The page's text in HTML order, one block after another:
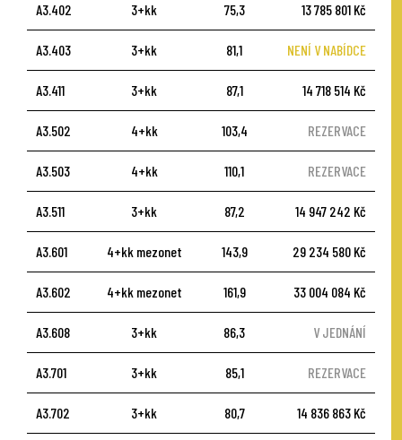
A3.402 3+kk 75,3 13 785 801 Kč
A3.403 3+kk 81,1 NENÍ V NABÍDCE
A3.411 3+kk 87,1 14 718 514 Kč
A3.502 4+kk 103,4 REZERVACE
A3.503 4+kk 110,1 REZERVACE
A3.511 3+kk 87,2 14 947 242 Kč
A3.601 4+kk mezonet 143,9 29 234 580 Kč
A3.602 4+kk mezonet 161,9 33 004 084 Kč
A3.608 3+kk 86,3 V JEDNÁNÍ
A3.701 3+kk 85,1 REZERVACE
A3.702 3+kk 80,7 14 836 863 Kč